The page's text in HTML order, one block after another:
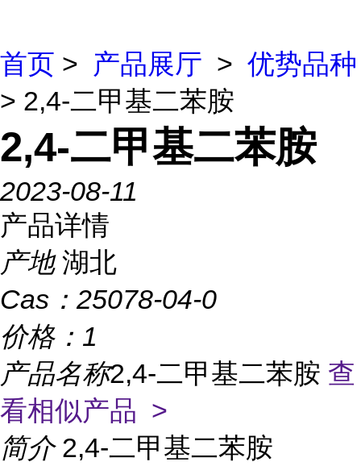
首页 > 产品展厅 > 优势品种
> 2,4-二甲基二苯胺
2,4-二甲基二苯胺
2023-08-11
产品详情
产地 湖北
Cas： 25078-04-0
价格： 1
产品名称2,4-二甲基二苯胺 查
看相似产品 >
简介 2,4-二甲基二苯胺